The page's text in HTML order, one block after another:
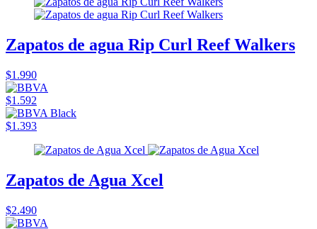
Zapatos de agua Rip Curl Reef Walkers
$1.990
$1.592
$1.393
Zapatos de Agua Xcel
$2.490